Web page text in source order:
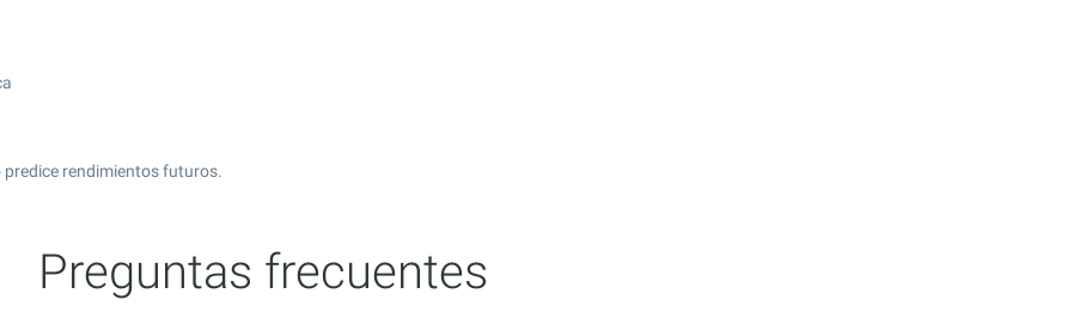
predice rendimientos futuros.
Preguntas frecuentes